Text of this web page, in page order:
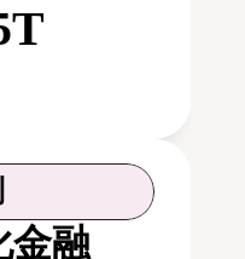
金融